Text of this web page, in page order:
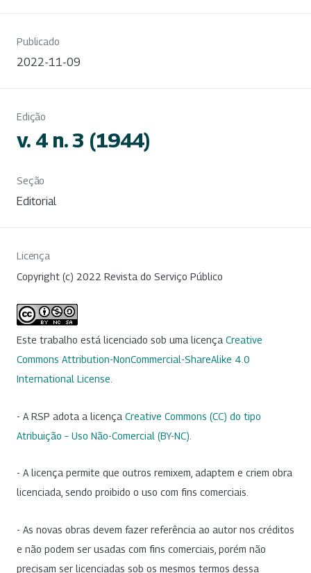
Publicado
2022-11-09
Edição
v. 4 n. 3 (1944)
Seção
Editorial
Licença
Copyright (c) 2022 Revista do Serviço Público
Este trabalho está licenciado sob uma licença Creative
Commons Attribution-NonCommercial-ShareAlike 4.0
International License
- A RSP adota a licença Creative Commons (CC) do tipo
Atribuição – Uso Não-Comercial (BY-NC)
- A licença permite que outros remixem, adaptem e criem obra
licenciada, sendo proibido o uso com fins comerciais.
- As novas obras devem fazer referência ao autor nos créditos
e não podem ser usadas com fins comerciais, porém não
precisam ser licenciadas sob os mesmos termos dessa